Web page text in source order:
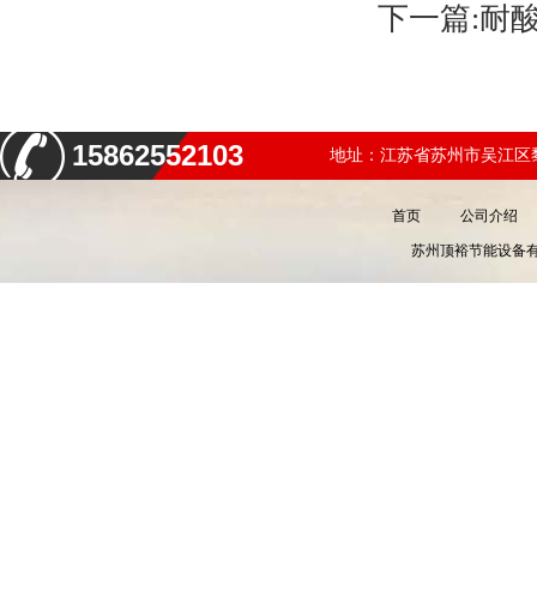
下一篇:耐
15862552103 地址：江苏省苏州市吴江区
首页 公司介绍
苏州顶裕节能设备